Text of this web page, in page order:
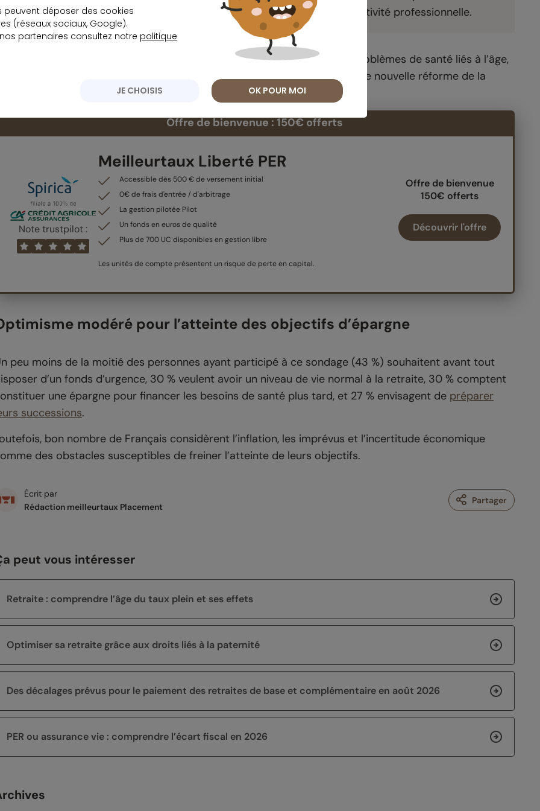
suisses ou allemands, à propos de leur niveau de vie après l’arrêt de l’activité professionnelle.
de 4 répondants sur 10 (45 %) appréhendent l’avenir en raison des problèmes de santé liés à l’âge,
% d’entre eux craignent l’insuffisance de l’épargne, et 21 % redoutent une nouvelle réforme de la
entraînant le report de l’âge légal de la retraite.
Offre de bienvenue : 150€ offerts
Note trustpilot :
Meilleurtaux Liberté PER
Accessible dès 500 € de versement initial
0€ de frais d'entrée / d'arbitrage
La gestion pilotée Pilot
Un fonds en euros de qualité
Plus de 700 UC disponibles en gestion libre
Les unités de compte présentent un risque de perte en capital.
Offre de bienvenue
150€ offerts
Découvrir l'offre
modéré pour l’atteinte des objectifs d’épargne
peu moins de la moitié des personnes ayant participé à ce sondage (43 %) souhaitent avant tout
d’un fonds d’urgence, 30 % veulent avoir un niveau de vie normal à la retraite, 30 % comptent
une épargne pour financer les besoins de santé plus tard, et 27 % envisagent de préparer
successions.
bon nombre de Français considèrent l’inflation, les imprévus et l’incertitude économique
des obstacles susceptibles de freiner l’atteinte de leurs objectifs.
Écrit par
Rédaction meilleurtaux Placement
Partager
peut vous intéresser
Retraite : comprendre l’âge du taux plein et ses effets
Optimiser sa retraite grâce aux droits liés à la paternité
Des décalages prévus pour le paiement des retraites de base et complémentaire en août 2026
PER ou assurance vie : comprendre l’écart fiscal en 2026
peuvent déposer des cookies
(réseaux sociaux, Google).
partenaires consultez notre politique
JE CHOISIS OK POUR MOI